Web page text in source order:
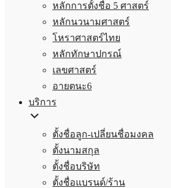
หลักการตั้งชื่อ 5 ศาสตร์
หลักนวนามศาสตร์
โหราศาสตร์ไทย
หลักทักษาปกรณ์
เลขศาสตร์
อายตนะ6
บริการ
ตั้งชื่อลูก-เปลี่ยนชื่อมงคล
ตั้งนามสกุล
ตั้งชื่อบริษัท
ตั้งชื่อแบรนด์/ร้าน